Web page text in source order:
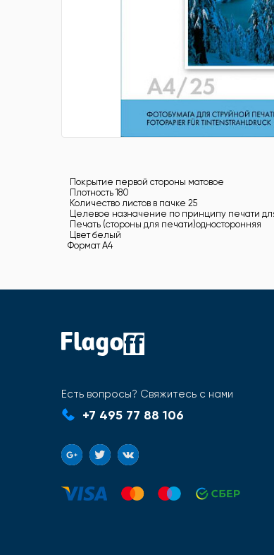
Покрытие первой стороны матовое
Плотность 180
Количество листов в пачке 25
Целевое назначение по принципу печати
Печать (стороны для печати)односторонняя
Цвет белый
Формат A4
Есть вопросы? Свяжитесь с нами
+7 495 77 88 106